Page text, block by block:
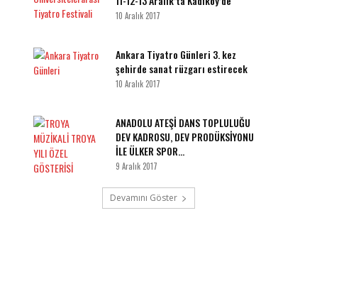
10 Aralık 2017
Ankara Tiyatro Günleri 3. kez
şehirde sanat rüzgarı estirecek
10 Aralık 2017
ANADOLU ATEŞİ DANS TOPLULUĞU
DEV KADROSU, DEV PRODÜKSİYONU
İLE ÜLKER SPOR...
9 Aralık 2017
Devamını Göster